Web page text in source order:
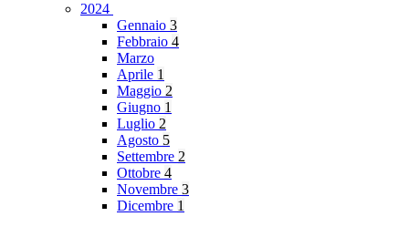
2024
Gennaio 3
Febbraio 4
Marzo
Aprile 1
Maggio 2
Giugno 1
Luglio 2
Agosto 5
Settembre 2
Ottobre 4
Novembre 3
Dicembre 1